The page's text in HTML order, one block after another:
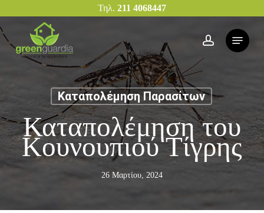
to
main
content
Τηλ. 211 4068447
account
Menu
Καταπολέμηση Παρασίτων
Καταπολέμηση του
Κουνουπιού Τίγρης
26 Μαρτίου, 2024